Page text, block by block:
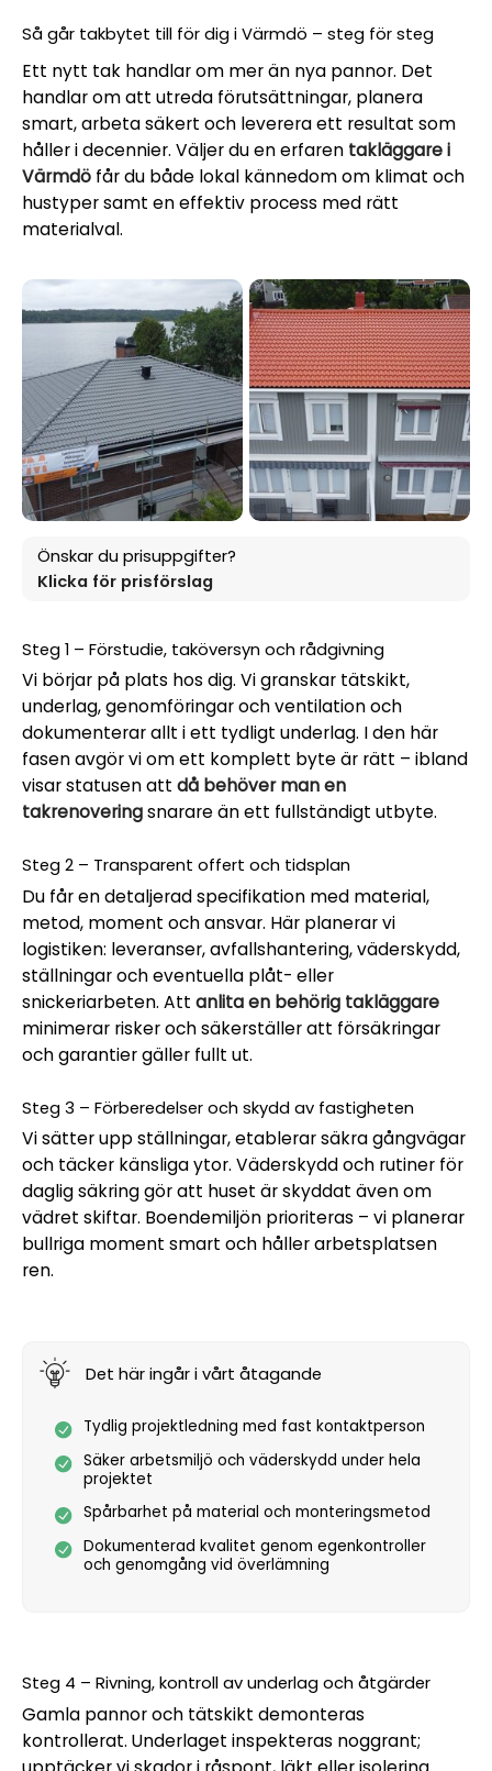
Så går takbytet till för dig i Värmdö – steg för steg
Ett nytt tak handlar om mer än nya pannor. Det
handlar om att utreda förutsättningar, planera
smart, arbeta säkert och leverera ett resultat som
håller i decennier. Väljer du en erfaren takläggare i
Värmdö får du både lokal kännedom om klimat och
hustyper samt en effektiv process med rätt
materialval.
Önskar du prisuppgifter?
Klicka för prisförslag
Steg 1 – Förstudie, taköversyn och rådgivning
Vi börjar på plats hos dig. Vi granskar tätskikt,
underlag, genomföringar och ventilation och
dokumenterar allt i ett tydligt underlag. I den här
fasen avgör vi om ett komplett byte är rätt – ibland
visar statusen attdå behöver man en
takrenoveringsnarare än ett fullständigt utbyte.
Steg 2 – Transparent offert och tidsplan
Du får en detaljerad specifikation med material,
metod, moment och ansvar. Här planerar vi
logistiken: leveranser, avfallshantering, väderskydd,
ställningar och eventuella plåt- eller
snickeriarbeten. Attanlita en behörig takläggare
minimerar risker och säkerställer att försäkringar
och garantier gäller fullt ut.
Steg 3 – Förberedelser och skydd av fastigheten
Vi sätter upp ställningar, etablerar säkra gångvägar
och täcker känsliga ytor. Väderskydd och rutiner för
daglig säkring gör att huset är skyddat även om
vädret skiftar. Boendemiljön prioriteras – vi planerar
bullriga moment smart och håller arbetsplatsen
ren.
Det här ingår i vårt åtagande
Tydlig projektledning med fast kontaktperson
Säker arbetsmiljö och väderskydd under hela
projektet
Spårbarhet på material och monteringsmetod
Dokumenterad kvalitet genom egenkontroller
och genomgång vid överlämning
Steg 4 – Rivning, kontroll av underlag och åtgärder
Gamla pannor och tätskikt demonteras
kontrollerat. Underlaget inspekteras noggrant;